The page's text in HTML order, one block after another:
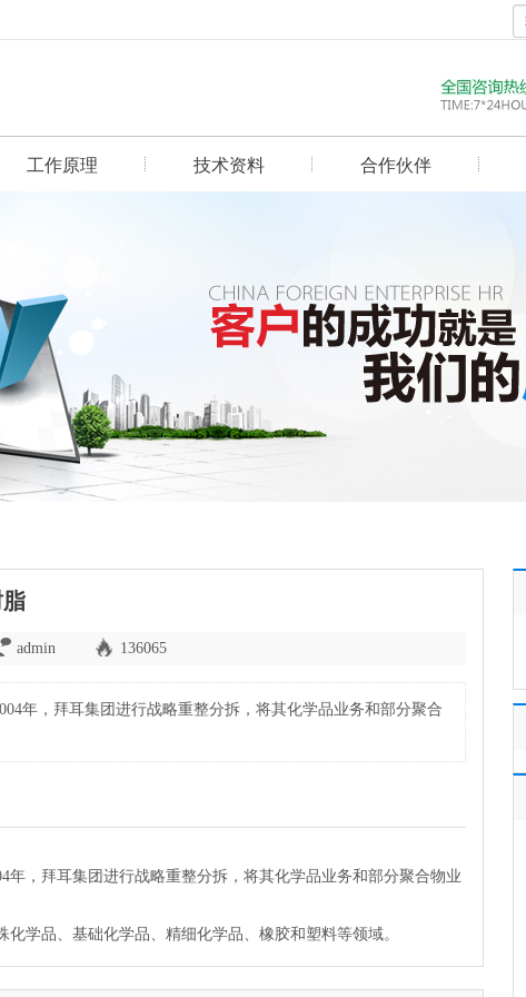
工作原理 技术资料 合作伙伴
admin 136065
年，拜耳集团进行战略重整分拆，将其化学品业务和部分聚合
，拜耳集团进行战略重整分拆，将其化学品业务和部分聚合物业
学品、基础化学品、精细化学品、橡胶和塑料等领域。